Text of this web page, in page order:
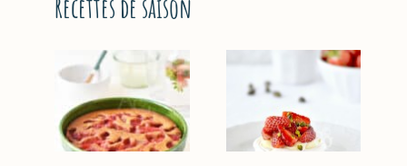
Recettes de saison